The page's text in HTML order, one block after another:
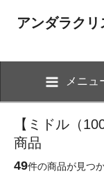
アンダラク
メニュ
【ミドル（
商品
49件の商品が見つ